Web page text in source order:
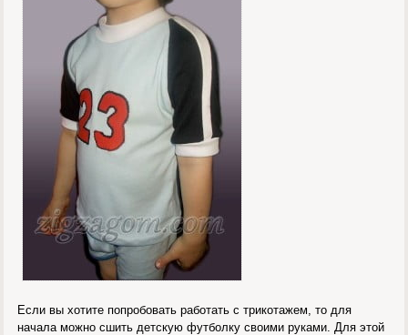
Если вы хотите попробовать работать с трикотажем, то для
начала можно сшить детскую футболку своими руками. Для этой